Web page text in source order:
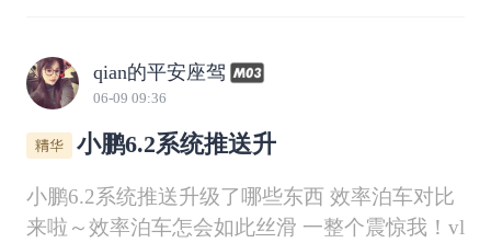
qian的平安座驾
06-09 09:36
小鹏6.2系统推送升
小鹏6.2系统推送升级了哪些东西 效率泊车对比
来啦～效率泊车怎会如此丝滑 一整个震惊我！vl